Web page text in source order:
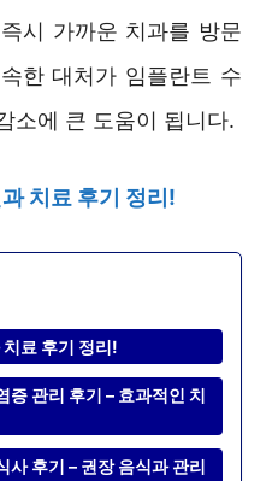
시 가까운 치과를 방문
한 대처가 임플란트 수
소에 큰 도움이 됩니다.
치료 후기 정리!
료 후기 정리!
증 관리 후기 – 효과적인 치
사 후기 – 권장 음식과 관리